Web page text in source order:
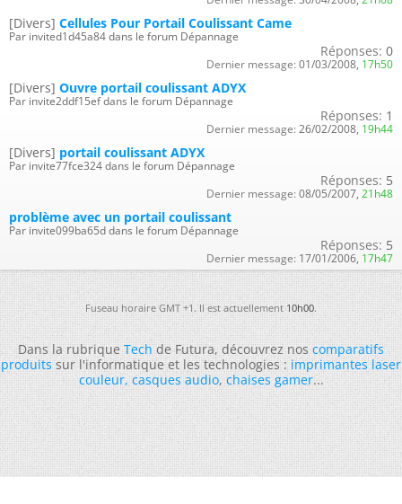
[Divers] Cellules Pour Portail Coulissant Came
Par invited1d45a84 dans le forum Dépannage
Réponses: 0
Dernier message: 01/03/2008, 17h50
[Divers] Ouvre portail coulissant ADYX
Par invite2ddf15ef dans le forum Dépannage
Réponses: 1
Dernier message: 26/02/2008, 19h44
[Divers] portail coulissant ADYX
Par invite77fce324 dans le forum Dépannage
Réponses: 5
Dernier message: 08/05/2007, 21h48
problème avec un portail coulissant
Par invite099ba65d dans le forum Dépannage
Réponses: 5
Dernier message: 17/01/2006, 17h47
Fuseau horaire GMT +1. Il est actuellement10h00.
Dans la rubriqueTechde Futura, découvrez noscomparatifs
produitssur l'informatique et les technologies :imprimantes laser
couleur,casques audio,chaises gamer...